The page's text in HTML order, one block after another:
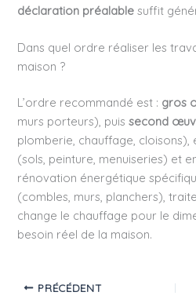
déclaration préalable suffit
Dans quel ordre réaliser les
maison ?
L’ordre recommandé est : gros
murs porteurs), puissecond
plomberie, chauffage, cloisons),
(sols, peinture, menuiseries) et
rénovation énergétique
(combles, murs, planchers),
change le chauffage pour le
besoin réel de la maison.
PRÉCÉDENT